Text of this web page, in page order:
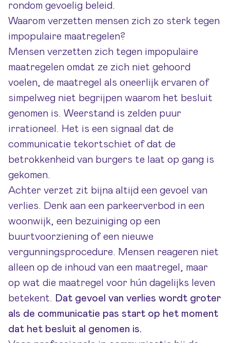
rondom gevoelig beleid.
Waarom verzetten mensen zich zo sterk tegen
impopulaire maatregelen?
Mensen verzetten zich tegen impopulaire
maatregelen omdat ze zich niet gehoord
voelen, de maatregel als oneerlijk ervaren of
simpelweg niet begrijpen waarom het besluit
genomen is. Weerstand is zelden puur
irrationeel. Het is een signaal dat de
communicatie tekortschiet of dat de
betrokkenheid van burgers te laat op gang is
gekomen.
Achter verzet zit bijna altijd een gevoel van
verlies. Denk aan een parkeerverbod in een
woonwijk, een bezuiniging op een
buurtvoorziening of een nieuwe
vergunningsprocedure. Mensen reageren niet
alleen op de inhoud van een maatregel, maar
op wat die maatregel voor hún dagelijks leven
betekent. Dat gevoel van verlies wordt groter
als de communicatie pas start op het moment
dat het besluit al genomen is.